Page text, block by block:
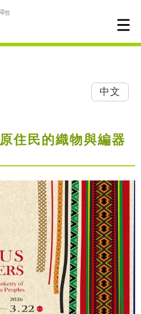
中文
住民的織物與編器